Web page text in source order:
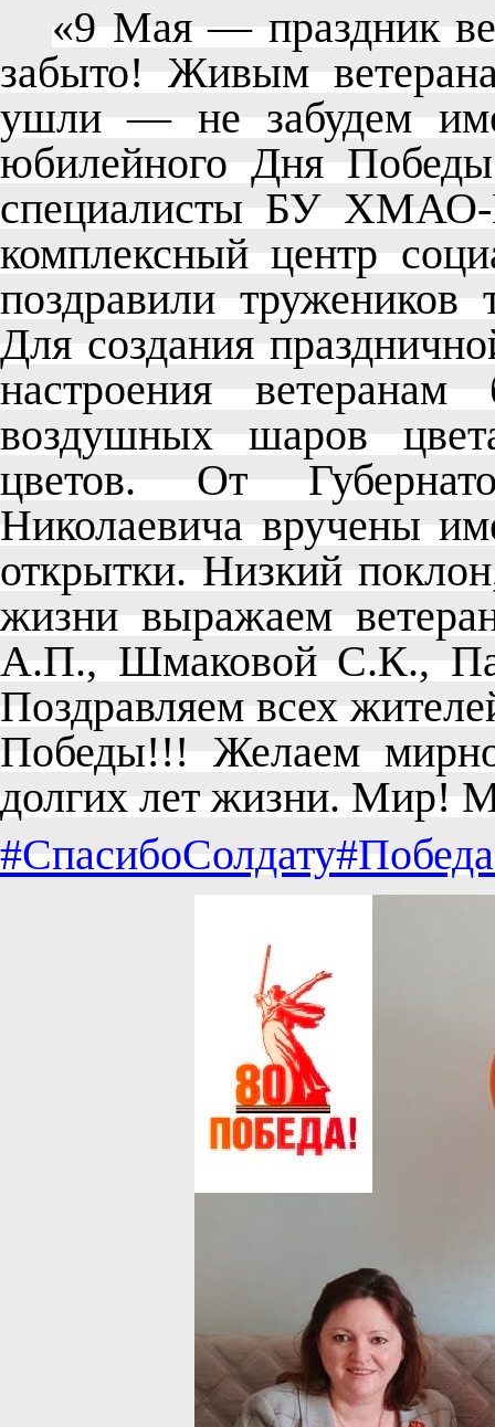
«9 Мая — праздник
забыто! Живым
ушли — не забудем
юбилейного Дня
специалисты БУ ХМАО-
комплексный центр
поздравили
Для создания
настроения
воздушных шаров
цветов. От
Николаевича вручены
открытки. Низкий
жизни выражаем
А.П., Шмаковой С.К.,
Поздравляем всех
Победы!!! Желаем
долгих лет жизни. Мир!
#СпасибоСолдату